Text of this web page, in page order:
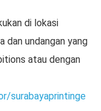
di lokasi
dan undangan yang
atau dengan
surabayaprintinge